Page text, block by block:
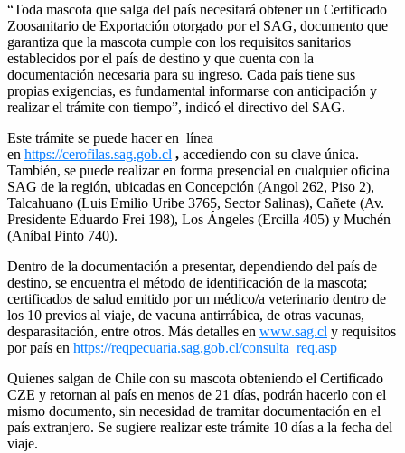
“Toda mascota que salga del país necesitará obtener un Certificado
Zoosanitario de Exportación otorgado por el SAG, documento que
garantiza que la mascota cumple con los requisitos sanitarios
establecidos por el país de destino y que cuenta con la
documentación necesaria para su ingreso. Cada país tiene sus
propias exigencias, es fundamental informarse con anticipación y
realizar el trámite con tiempo”, indicó el directivo del SAG.
Este trámite se puede hacer en línea
en https://cerofilas.sag.gob.cl , accediendo con su clave única.
También, se puede realizar en forma presencial en cualquier oficina
SAG de la región, ubicadas en Concepción (Angol 262, Piso 2),
Talcahuano (Luis Emilio Uribe 3765, Sector Salinas), Cañete (Av.
Presidente Eduardo Frei 198), Los Ángeles (Ercilla 405) y Muchén
(Aníbal Pinto 740).
Dentro de la documentación a presentar, dependiendo del país de
destino, se encuentra el método de identificación de la mascota;
certificados de salud emitido por un médico/a veterinario dentro de
los 10 previos al viaje, de vacuna antirrábica, de otras vacunas,
desparasitación, entre otros. Más detalles en www.sag.cl y requisitos
por país en https://reqpecuaria.sag.gob.cl/consulta_req.asp
Quienes salgan de Chile con su mascota obteniendo el Certificado
CZE y retornan al país en menos de 21 días, podrán hacerlo con el
mismo documento, sin necesidad de tramitar documentación en el
país extranjero. Se sugiere realizar este trámite 10 días a la fecha del
viaje.